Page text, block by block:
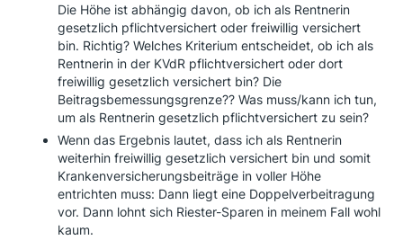
Die Höhe ist abhängig davon, ob ich als Rentnerin
gesetzlich pflichtversichert oder freiwillig versichert
bin. Richtig? Welches Kriterium entscheidet, ob ich als
Rentnerin in der KVdR pflichtversichert oder dort
freiwillig gesetzlich versichert bin? Die
Beitragsbemessungsgrenze?? Was muss/kann ich tun,
um als Rentnerin gesetzlich pflichtversichert zu sein?
Wenn das Ergebnis lautet, dass ich als Rentnerin
weiterhin freiwillig gesetzlich versichert bin und somit
Krankenversicherungsbeiträge in voller Höhe
entrichten muss: Dann liegt eine Doppelverbeitragung
vor. Dann lohnt sich Riester-Sparen in meinem Fall wohl
kaum.